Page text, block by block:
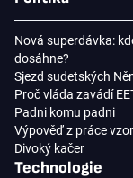
Nová superdávka:
dosáhne?
Sjezd sudetských
Proč vláda zavádí
Padni komu padni
Výpověď z práce vzor
Divoký kačer
Technologie